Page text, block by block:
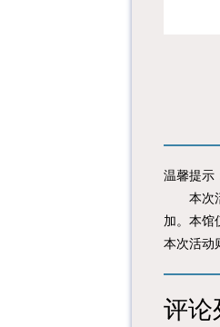
温馨提示
本次活
加。本馆
本次活动
评论